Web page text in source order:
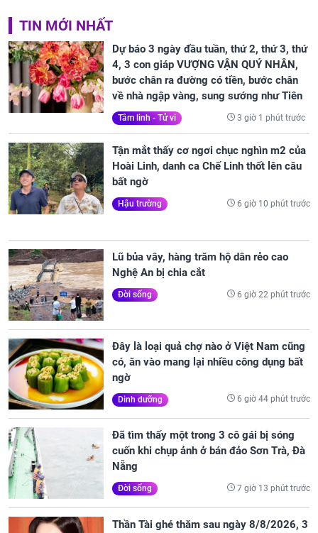
TIN MỚI NHẤT
Dự báo 3 ngày đầu tuần, thứ 2, thứ 3, thứ
4, 3 con giáp VƯỢNG VẬN QUÝ NHÂN,
bước chân ra đường có tiền, bước chân
về nhà ngập vàng, sung sướng như Tiên
Tâm linh - Tử vi 3 giờ 1 phút trước
Tận mắt thấy cơ ngơi chục nghìn m2 của
Hoài Linh, danh ca Chế Linh thốt lên câu
bất ngờ
Hậu trường 6 giờ 10 phút trước
Lũ bủa vây, hàng trăm hộ dân rẻo cao
Nghệ An bị chia cắt
Đời sống 6 giờ 22 phút trước
Đây là loại quả chợ nào ở Việt Nam cũng
có, ăn vào mang lại nhiều công dụng bất
ngờ
Dinh dưỡng 6 giờ 44 phút trước
Đã tìm thấy một trong 3 cô gái bị sóng
cuốn khi chụp ảnh ở bán đảo Sơn Trà, Đà
Nẵng
Đời sống 7 giờ 13 phút trước
Thần Tài ghé thăm sau ngày 8/8/2026, 3